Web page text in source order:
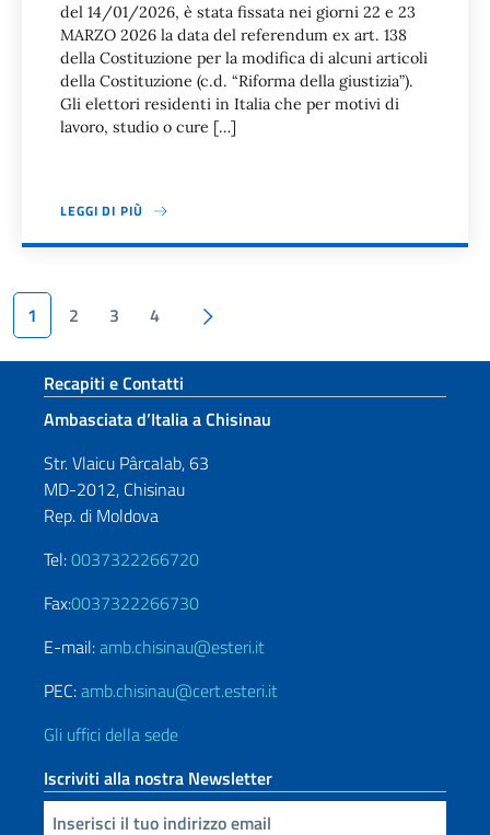
del 14/01/2026, è stata fissata nei giorni 22 e 23
MARZO 2026 la data del referendum ex art. 138
della Costituzione per la modifica di alcuni articoli
della Costituzione (c.d. “Riforma della giustizia”).
Gli elettori residenti in Italia che per motivi di
lavoro, studio o cure […]
LEGGI DI PIÙ
Paginazione
1 2 3 4
Sezione footer
Recapiti e Contatti
Ambasciata d’Italia a Chisinau
Str. Vlaicu Pârcalab, 63
MD-2012, Chisinau
Rep. di Moldova
Tel:0037322266720
Fax:0037322266730
E-mail:amb.chisinau@esteri.it
PEC:amb.chisinau@cert.esteri.it
Gli uffici della sede
Iscriviti alla nostra Newsletter
Inserisci la tua email